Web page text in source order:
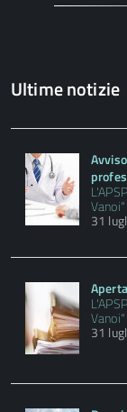
Ultime notizie
31
31